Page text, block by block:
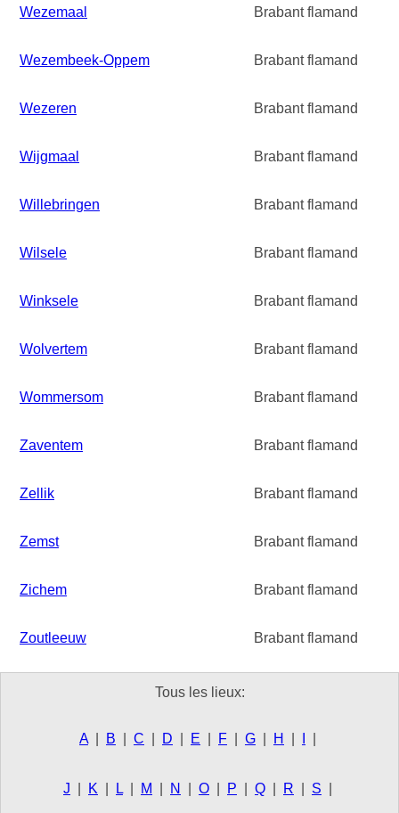
Wezemaal Brabant flamand
Wezembeek-Oppem Brabant flamand
Wezeren Brabant flamand
Wijgmaal Brabant flamand
Willebringen Brabant flamand
Wilsele Brabant flamand
Winksele Brabant flamand
Wolvertem Brabant flamand
Wommersom Brabant flamand
Zaventem Brabant flamand
Zellik Brabant flamand
Zemst Brabant flamand
Zichem Brabant flamand
Zoutleeuw Brabant flamand
Tous les lieux:
A B C D E F G H
J K L M N O P Q R S